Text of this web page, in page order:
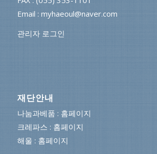
Email : myhaeoul@naver.com
관리자 로그인
재단안내
나눔과베품 : 홈페이지
크레파스 : 홈페이지
해울 : 홈페이지